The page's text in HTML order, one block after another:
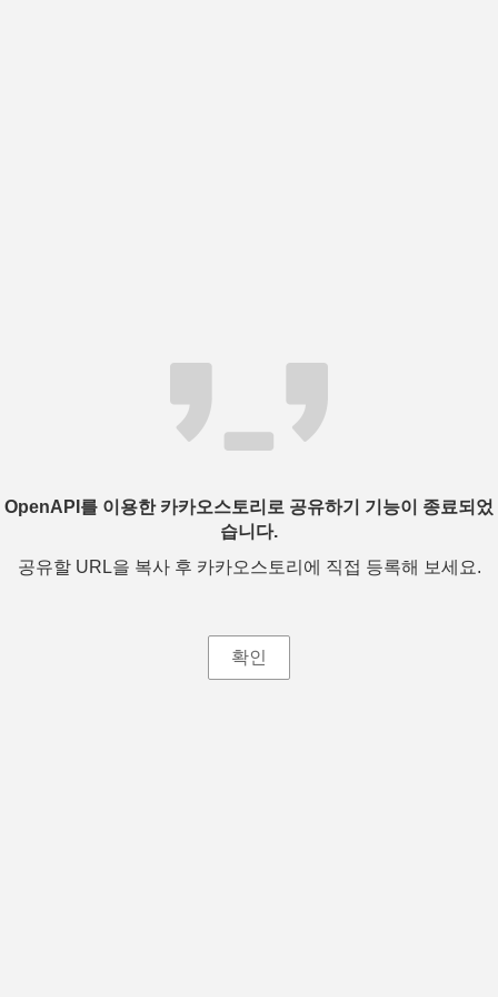
OpenAPI를 이용한 카카오스토리로 공유하기 기능이 종료되었
습니다.
공유할 URL을 복사 후 카카오스토리에 직접 등록해 보세요.
확인